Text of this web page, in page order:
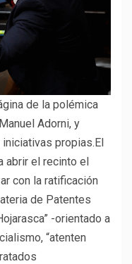
de la polémica
Adorni, y
propias.El
abrir el recinto el
con la ratificación
de Patentes
-orientado a
“atenten